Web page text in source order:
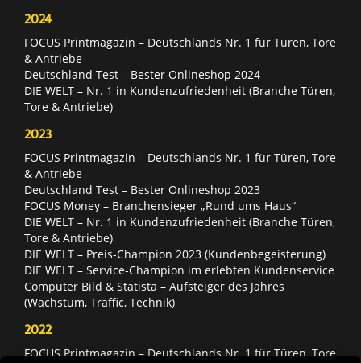
2024
FOCUS Printmagazin – Deutschlands Nr. 1 für Türen, Tore
& Antriebe
Deutschland Test – Bester Onlineshop 2024
DIE WELT – Nr. 1 in Kundenzufriedenheit (Branche Türen,
Tore & Antriebe)
2023
FOCUS Printmagazin – Deutschlands Nr. 1 für Türen, Tore
& Antriebe
Deutschland Test – Bester Onlineshop 2023
FOCUS Money – Branchensieger „Rund ums Haus“
DIE WELT – Nr. 1 in Kundenzufriedenheit (Branche Türen,
Tore & Antriebe)
DIE WELT – Preis-Champion 2023 (Kundenbegeisterung)
DIE WELT – Service-Champion im erlebten Kundenservice
Computer Bild & Statista – Aufsteiger des Jahres
(Wachstum, Traffic, Technik)
2022
FOCUS Printmagazin – Deutschlands Nr. 1 für Türen, Tore